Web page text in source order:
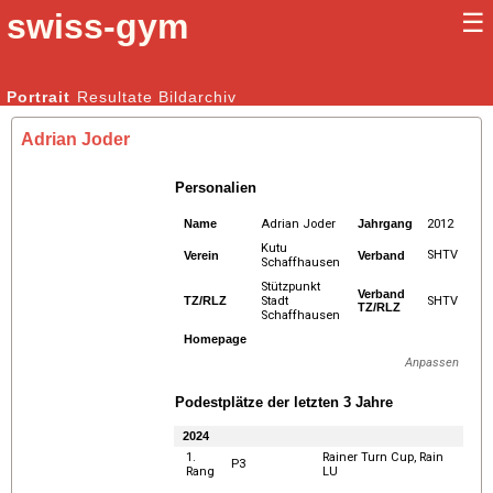
swiss-gym ☰
Kunstturnen Männer | Kunstturnen Frauen
Portrait Resultate Bildarchiv
Adrian Joder
Personalien
Name Adrian Joder Jahrgang 2012
Verein
Kutu
Schaffhausen
Verband SHTV
TZ/RLZ
Stützpunkt
Stadt
Schaffhausen
Verband
TZ/RLZ
SHTV
Homepage
Anpassen
Podestplätze der letzten 3 Jahre
2024
1.
Rang
P3
Rainer Turn Cup, Rain
LU